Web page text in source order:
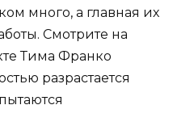
много, а главная их
Смотрите на
Тима Франко
разрастается